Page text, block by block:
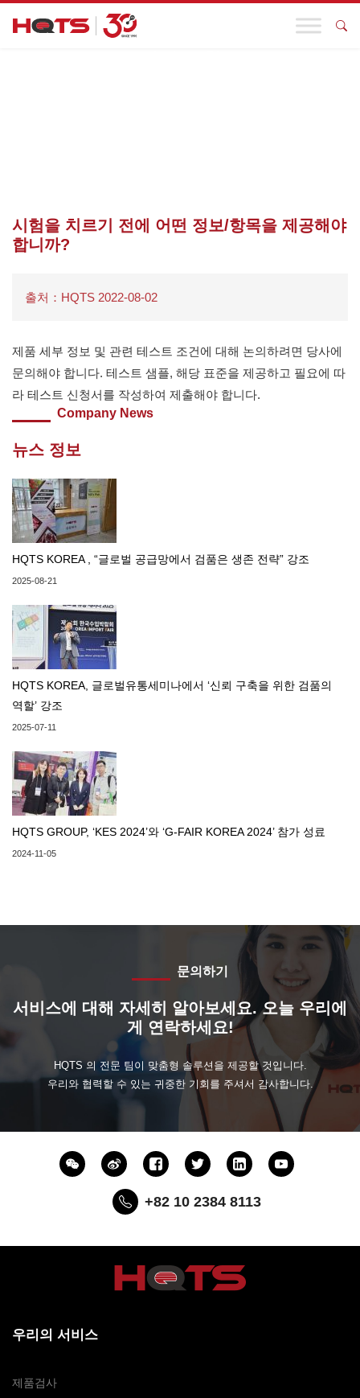
시험을 치르기 전에 어떤 정보/항목을 제공해야
합니까?
출처：HQTS 2022-08-02
제품 세부 정보 및 관련 테스트 조건에 대해 논의하려면 당사에
문의해야 합니다. 테스트 샘플, 해당 표준을 제공하고 필요에 따
라 테스트 신청서를 작성하여 제출해야 합니다.
Company News
뉴스 정보
HQTS KOREA , “글로벌 공급망에서 검품은 생존 전략” 강조
2025-08-21
HQTS KOREA, 글로벌유통세미나에서 ‘신뢰 구축을 위한 검품의
역할’ 강조
2025-07-11
HQTS GROUP, ‘KES 2024’와 ‘G-FAIR KOREA 2024’ 참가 성료
2024-11-05
문의하기
서비스에 대해 자세히 알아보세요. 오늘 우리에
게 연락하세요!
HQTS 의 전문 팀이 맞춤형 솔루션을 제공할 것입니다.
우리와 협력할 수 있는 귀중한 기회를 주셔서 감사합니다.
+82 10 2384 8113
우리의 서비스
제품검사